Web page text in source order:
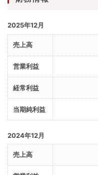
2025年12月
2024年12月